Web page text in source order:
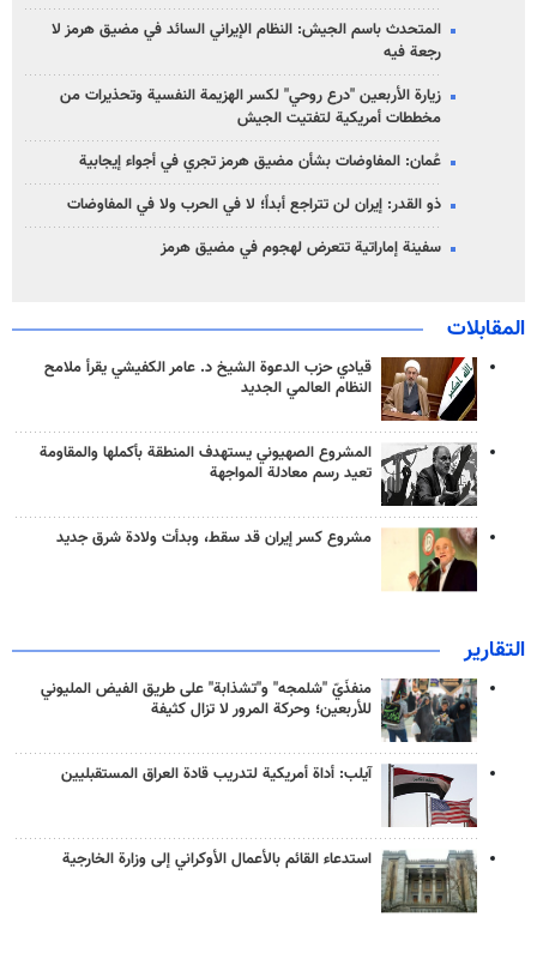
المتحدث باسم الجيش: النظام الإيراني السائد في مضيق هرمز لا
رجعة فيه
زيارة الأربعين "درع روحي" لكسر الهزيمة النفسية وتحذيرات من
مخططات أمريكية لتفتيت الجيش
عُمان: المفاوضات بشأن مضيق هرمز تجري في أجواء إيجابية
ذو القدر: إيران لن تتراجع أبداً؛ لا في الحرب ولا في المفاوضات
سفينة إماراتية تتعرض لهجوم في مضيق هرمز
المقابلات
قيادي حزب الدعوة الشيخ د. عامر الكفيشي يقرأ ملامح
النظام العالمي الجديد
المشروع الصهيوني يستهدف المنطقة بأكملها والمقاومة
تعيد رسم معادلة المواجهة
مشروع كسر إيران قد سقط، وبدأت ولادة شرق جديد
التقارير
منفذَيّ "شلمجه" و"تشذابة" على طريق الفيض المليوني
للأربعين؛ وحركة المرور لا تزال كثيفة
آيلب: أداة أمريكية لتدريب قادة العراق المستقبليين
استدعاء القائم بالأعمال الأوكراني إلى وزارة الخارجية